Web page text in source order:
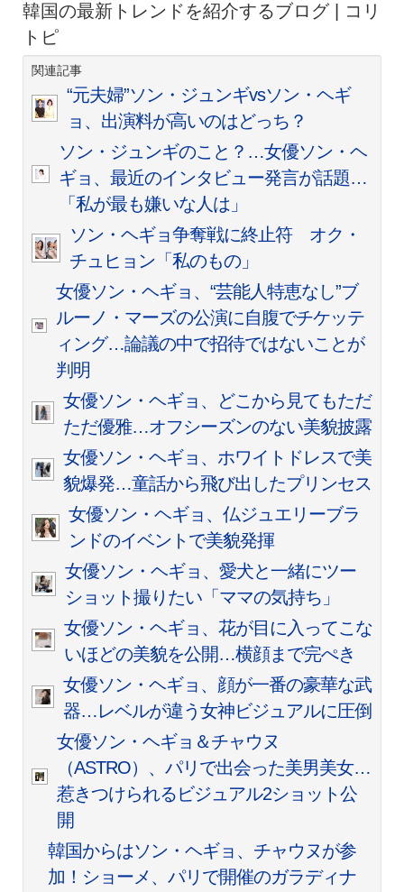
韓国の最新トレンドを紹介するブログ | コリ
トピ
関連記事
“元夫婦”ソン・ジュンギvsソン・ヘギ
ョ、出演料が高いのはどっち？
ソン・ジュンギのこと？…女優ソン・ヘ
ギョ、最近のインタビュー発言が話題…
「私が最も嫌いな人は」
ソン・ヘギョ争奪戦に終止符オク・
チュヒョン「私のもの」
女優ソン・ヘギョ、“芸能人特恵なし”ブ
ルーノ・マーズの公演に自腹でチケッテ
ィング…論議の中で招待ではないことが
判明
女優ソン・ヘギョ、どこから見てもただ
ただ優雅…オフシーズンのない美貌披露
女優ソン・ヘギョ、ホワイトドレスで美
貌爆発…童話から飛び出したプリンセス
女優ソン・ヘギョ、仏ジュエリーブラ
ンドのイベントで美貌発揮
女優ソン・ヘギョ、愛犬と一緒にツー
ショット撮りたい「ママの気持ち」
女優ソン・ヘギョ、花が目に入ってこな
いほどの美貌を公開…横顔まで完ぺき
女優ソン・ヘギョ、顔が一番の豪華な武
器…レベルが違う女神ビジュアルに圧倒
女優ソン・ヘギョ＆チャウヌ
（ASTRO）、パリで出会った美男美女…
惹きつけられるビジュアル2ショット公
開
韓国からはソン・ヘギョ、チャウヌが参
加！ショーメ、パリで開催のガラディナ